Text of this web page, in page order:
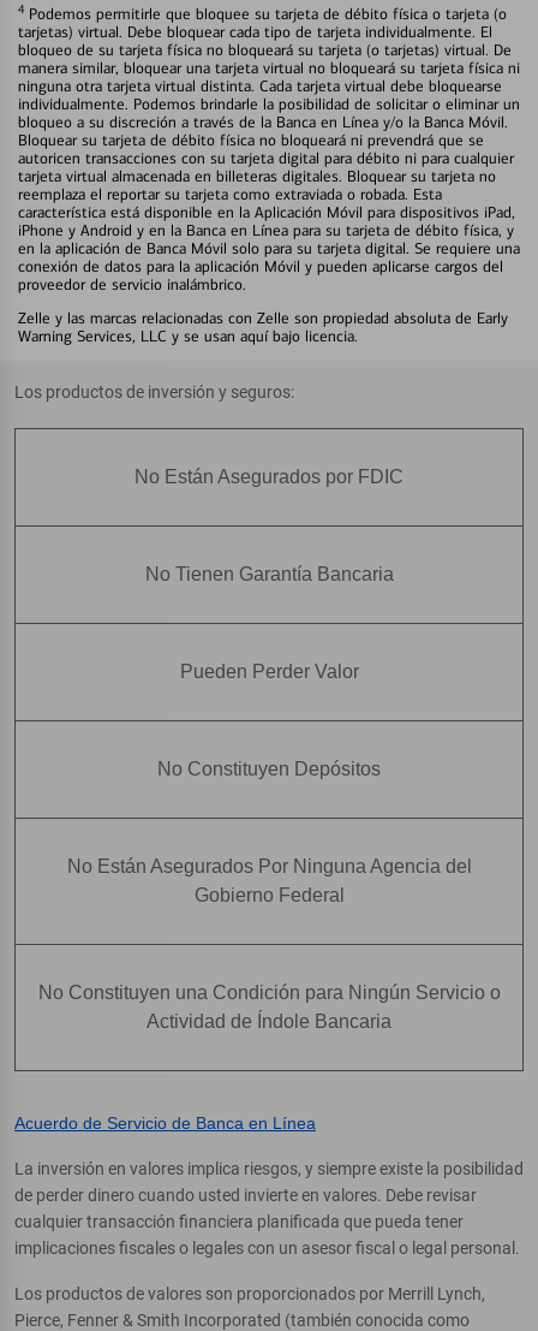
4 Podemos permitirle que bloquee su tarjeta de débito física o tarjeta (o
tarjetas) virtual. Debe bloquear cada tipo de tarjeta individualmente. El
bloqueo de su tarjeta física no bloqueará su tarjeta (o tarjetas) virtual. De
manera similar, bloquear una tarjeta virtual no bloqueará su tarjeta física ni
ninguna otra tarjeta virtual distinta. Cada tarjeta virtual debe bloquearse
individualmente. Podemos brindarle la posibilidad de solicitar o eliminar un
bloqueo a su discreción a través de la Banca en Línea y/o la Banca Móvil.
Bloquear su tarjeta de débito física no bloqueará ni prevendrá que se
autoricen transacciones con su tarjeta digital para débito ni para cualquier
tarjeta virtual almacenada en billeteras digitales. Bloquear su tarjeta no
reemplaza el reportar su tarjeta como extraviada o robada. Esta
característica está disponible en la Aplicación Móvil para dispositivos iPad,
iPhone y Android y en la Banca en Línea para su tarjeta de débito física, y
en la aplicación de Banca Móvil solo para su tarjeta digital. Se requiere una
conexión de datos para la aplicación Móvil y pueden aplicarse cargos del
proveedor de servicio inalámbrico.
Zelle y las marcas relacionadas con Zelle son propiedad absoluta de Early
Warning Services, LLC y se usan aquí bajo licencia.
Los productos de inversión y seguros:
No Están Asegurados por FDIC
No Tienen Garantía Bancaria
Pueden Perder Valor
No Constituyen Depósitos
No Están Asegurados Por Ninguna Agencia del
Gobierno Federal
No Constituyen una Condición para Ningún Servicio o
Actividad de Índole Bancaria
Acuerdo de Servicio de Banca en Línea
La inversión en valores implica riesgos, y siempre existe la posibilidad
de perder dinero cuando usted invierte en valores. Debe revisar
cualquier transacción financiera planificada que pueda tener
implicaciones fiscales o legales con un asesor fiscal o legal personal.
Los productos de valores son proporcionados por Merrill Lynch,
Pierce, Fenner & Smith Incorporated (también conocida como